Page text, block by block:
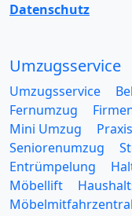
Datenschutz
Umzugsservice
Umzugsservice
Fernumzug
Mini Umzug
Seniorenumzug
Entrümpelung
Möbellift